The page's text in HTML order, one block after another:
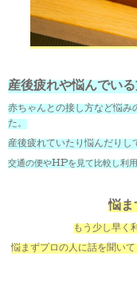
産後疲れや悩んでい
赤ちゃんとの接し方など悩み
た。
産後疲れていたり悩んだりし
交通の便やHPを見て比較し利
悩ま
もう少し早く
悩まずプロの人に話を聞い